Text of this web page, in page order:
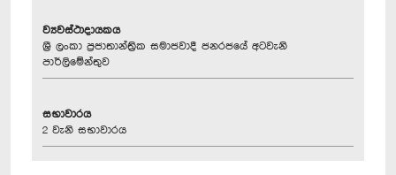
ව්‍යවස්ථාදායකය
ශ්‍රී ලංකා ප්‍රජාතාන්ත්‍රික සමාජවාදී ජනරජයේ අටවැනි
පාර්ලිමේන්තුව
සභාවාරය
2 වැනි සභාවාරය